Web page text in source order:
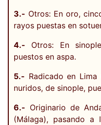
3.- Otros: En oro,
rayos puestas en
4.- Otros: En
puestos en aspa.
5.- Radicado en
nuridos, de sinople,
6.- Originario de
(Málaga), pasando a